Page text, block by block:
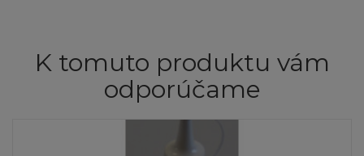
K tomuto produktu vám
odporúčame